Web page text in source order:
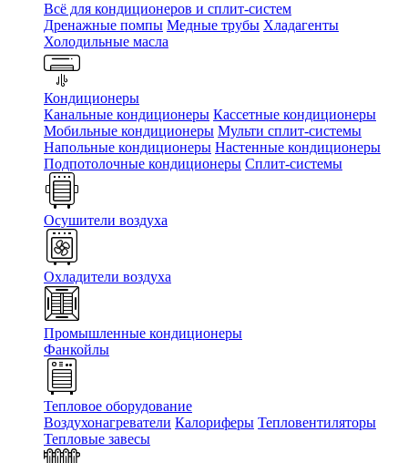
Всё для кондиционеров и сплит-систем
Дренажные помпы Медные трубы Хладагенты
Холодильные масла
Кондиционеры
Канальные кондиционеры Кассетные кондиционеры
Мобильные кондиционеры Мульти сплит-системы
Напольные кондиционеры Настенные кондиционеры
Подпотолочные кондиционеры Сплит-системы
Осушители воздуха
Охладители воздуха
Промышленные кондиционеры
Фанкойлы
Тепловое оборудование
Воздухонагреватели Калориферы Тепловентиляторы
Тепловые завесы